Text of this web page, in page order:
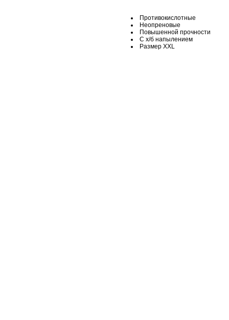
Противокислотные
Неопреновые
Повышенной прочности
С х/б напылением
Размер XXL